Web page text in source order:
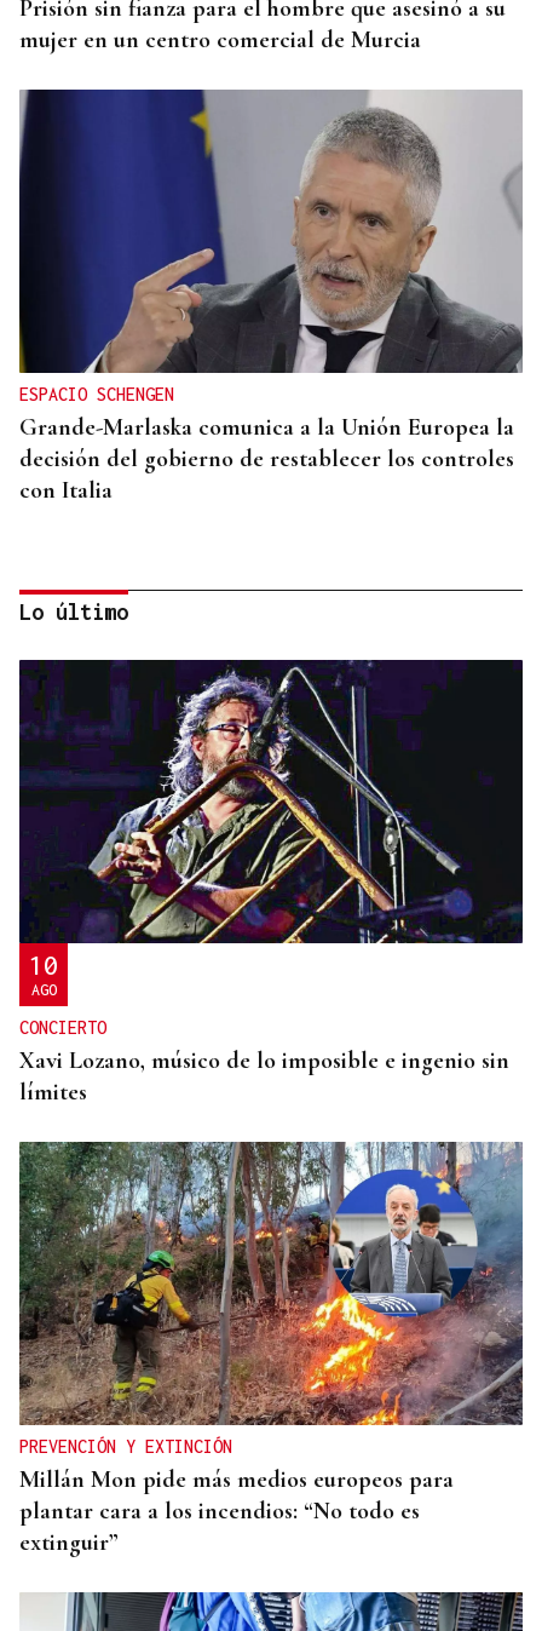
Prisión sin fianza para el hombre que asesinó a su
mujer en un centro comercial de Murcia
ESPACIO SCHENGEN
Grande-Marlaska comunica a la Unión Europea la
decisión del gobierno de restablecer los controles
con Italia
NO SE DESCARTAN MENORES DE EDAD
Ceuta investiga seis presuntas agresiones sexuales
a migrantes tras la entrada masiva
Lo último
10
AGO
CONCIERTO
Xavi Lozano, músico de lo imposible e ingenio sin
límites
PREVENCIÓN Y EXTINCIÓN
Millán Mon pide más medios europeos para
plantar cara a los incendios: “No todo es
extinguir”